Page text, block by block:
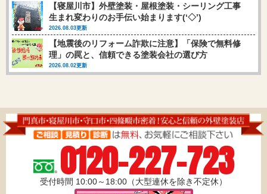
【寝屋川市】外壁塗装・屋根塗装・シーリング工事
生まれ変わりのお手伝い始まります(‘◇’)ゞ
2026.08.03更新
【地震後のリフォーム詐欺に注意】「保険で無料修
理」の罠と、信頼できる塗装会社の選び方
2026.08.02更新
0120-227-723
受付時間 10:00～18:00（大型連休を除き不定休）